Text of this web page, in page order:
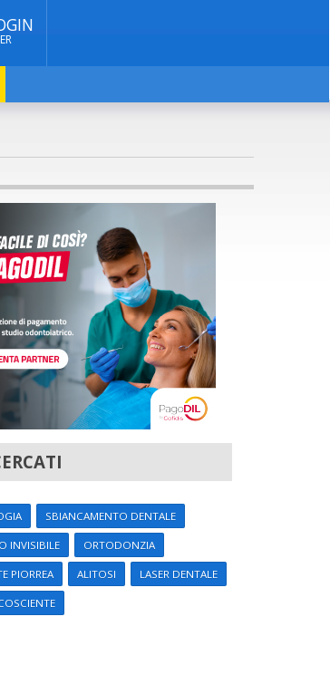
SBIANCAMENTO DENTALE
INVISIBILE ORTODONZIA
PIORREA ALITOSI LASER DENTALE